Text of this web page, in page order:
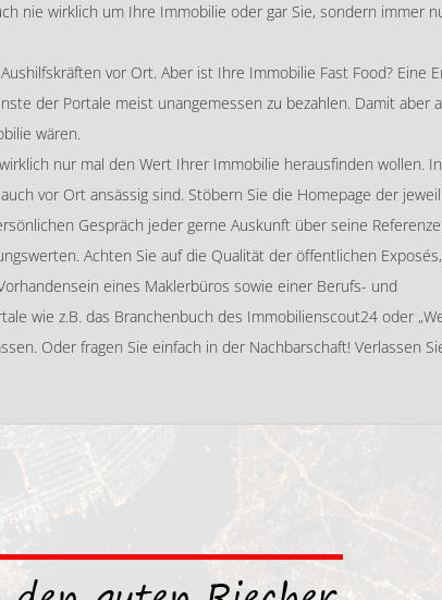
nie wirklich um Ihre Immobilie oder gar Sie, sondern immer
vor Ort. Aber ist Ihre Immobilie Fast Food? Eine
der Portale meist unangemessen zu bezahlen. Damit aber
wären.
nur mal den Wert Ihrer Immobilie herausfinden wollen.
vor Ort ansässig sind. Stöbern Sie die Homepage der
Gespräch jeder gerne Auskunft über seine
Achten Sie auf die Qualität der öffentlichen
eines Maklerbüros sowie einer Berufs- und
wie z.B. das Branchenbuch des Immobilienscout24 oder
Oder fragen Sie einfach in der Nachbarschaft! Verlassen